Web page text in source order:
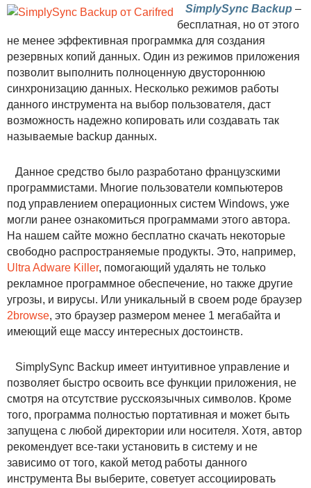
SimplySync Backup –
бесплатная, но от этого
не менее эффективная программка для создания
резервных копий данных. Один из режимов приложения
позволит выполнить полноценную двустороннюю
синхронизацию данных. Несколько режимов работы
данного инструмента на выбор пользователя, даст
возможность надежно копировать или создавать так
называемые backup данных.
Данное средство было разработано французскими
программистами. Многие пользователи компьютеров
под управлением операционных систем Windows, уже
могли ранее ознакомиться программами этого автора.
На нашем сайте можно бесплатно скачать некоторые
свободно распространяемые продукты. Это, например,
Ultra Adware Killer, помогающий удалять не только
рекламное программное обеспечение, но также другие
угрозы, и вирусы. Или уникальный в своем роде браузер
2browse, это браузер размером менее 1 мегабайта и
имеющий еще массу интересных достоинств.
SimplySync Backup имеет интуитивное управление и
позволяет быстро освоить все функции приложения, не
смотря на отсутствие русскоязычных символов. Кроме
того, программа полностью портативная и может быть
запущена с любой директории или носителя. Хотя, автор
рекомендует все-таки установить в систему и не
зависимо от того, какой метод работы данного
инструмента Вы выберите, советует ассоциировать